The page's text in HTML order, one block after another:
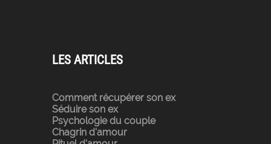
LES ARTICLES
Comment récupérer son ex
Séduire son ex
Psychologie du couple
Chagrin d'amour